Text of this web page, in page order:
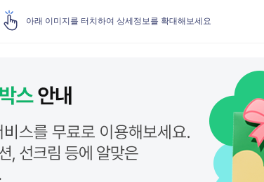
아래 이미지를 터치하여 상세정보를 확대해보세요